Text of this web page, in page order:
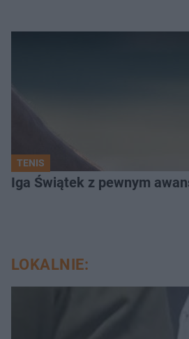
TENIS
Iga Świątek z pewnym
LOKALNIE: